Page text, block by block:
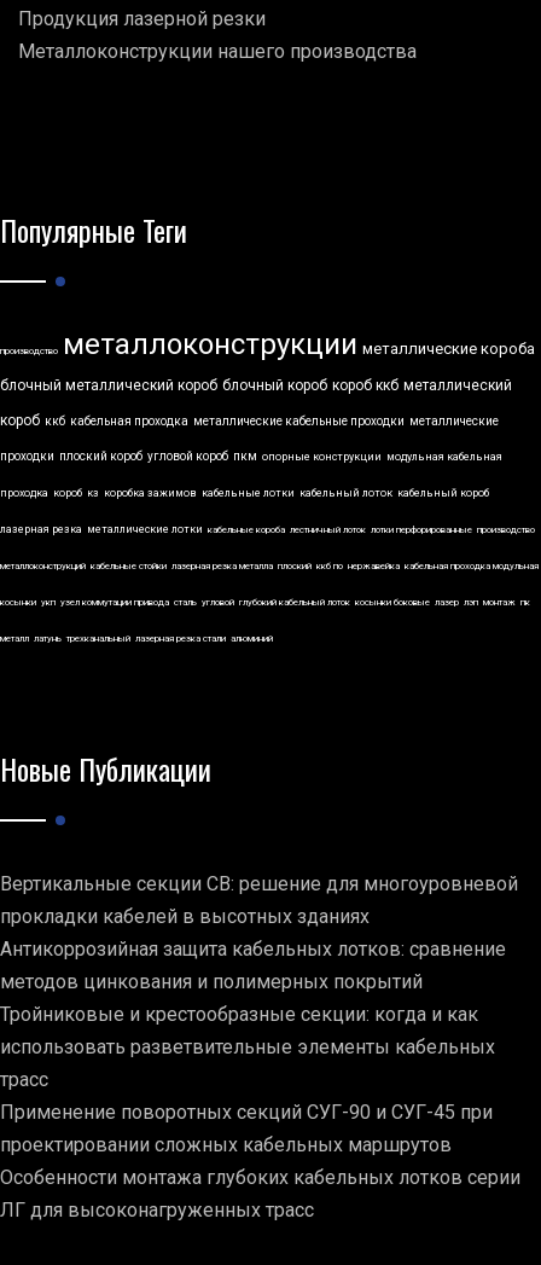
Продукция лазерной резки
Металлоконструкции нашего производства
Популярные Теги
производство металлоконструкции металлические короба
блочный металлический короб блочный короб короб ккб металлический
короб ккб кабельная проходка металлические кабельные проходки металлические
проходки плоский короб угловой короб пкм опорные конструкции модульная кабельная
проходка короб кз коробка зажимов кабельные лотки кабельный лоток кабельный короб
лазерная резка металлические лотки кабельные короба лестничный лоток лотки перфорированные производство
металлоконструкций кабельные стойки лазерная резка металла плоский ккб по нержавейка кабельная проходка модульная
косынки укп узел коммутации привода сталь угловой глубокий кабельный лоток косынки боковые лазер лэп монтаж пк
металл латунь трехканальный лазерная резка стали алюминий
Новые Публикации
Вертикальные секции СВ: решение для многоуровневой
прокладки кабелей в высотных зданиях
Антикоррозийная защита кабельных лотков: сравнение
методов цинкования и полимерных покрытий
Тройниковые и крестообразные секции: когда и как
использовать разветвительные элементы кабельных
трасс
Применение поворотных секций СУГ-90 и СУГ-45 при
проектировании сложных кабельных маршрутов
Особенности монтажа глубоких кабельных лотков серии
ЛГ для высоконагруженных трасс